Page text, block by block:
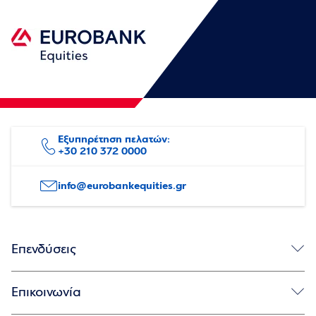
Εξυπηρέτηση πελατών:
+30 210 372 0000
info@eurobankequities.gr
Επενδύσεις
Επικοινωνία